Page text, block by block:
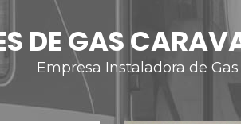
DE GAS
Empresa Instaladora de